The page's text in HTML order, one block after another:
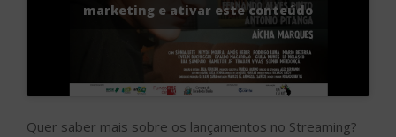
marketing e ativar este conteúdo
Quer saber mais sobre os lançamentos no Streaming?